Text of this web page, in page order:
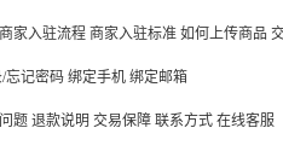
商家入驻流程 商家入驻标准 如何上传商品
忘记密码 绑定手机 绑定邮箱
题 退款说明 交易保障 联系方式 在线客服